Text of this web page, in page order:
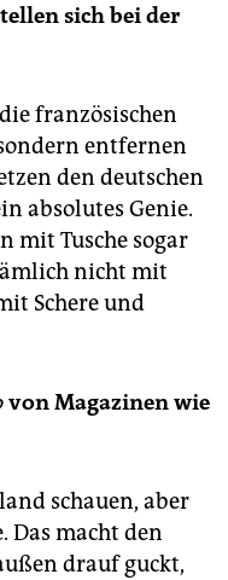
sich bei der
französischen
entfernen
den deutschen
absolutes Genie.
mit Tusche sogar
nicht mit
Schere und
von Magazinen wie
schauen, aber
macht den
drauf guckt,